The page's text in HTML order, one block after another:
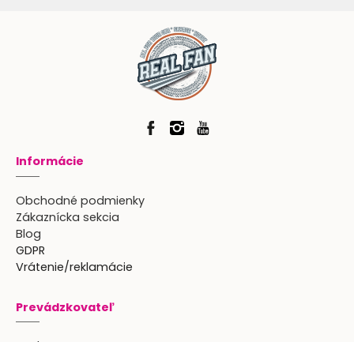
Informácie
Obchodné podmienky
Zákaznícka sekcia
Blog
GDPR
Vrátenie/reklamácie
Prevádzkovateľ